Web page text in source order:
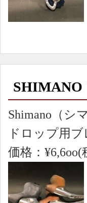
SHIMANO
Shimano（シ
ドロップ用
価格：¥6,6oo(